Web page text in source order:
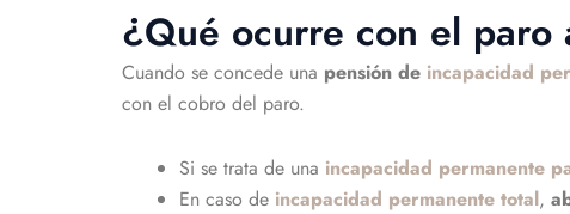
¿Qué ocurre con el
Cuando se concede una pensión de incapacidad
con el cobro del paro.
Si se trata de una incapacidad permanente
En caso de incapacidad permanente total,